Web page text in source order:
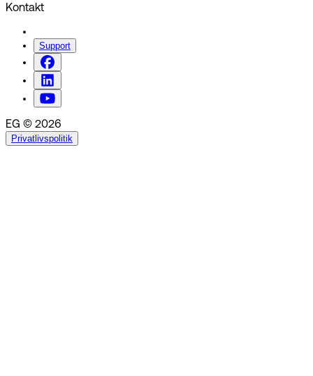
Kontakt
Support
EG © 2026
Privatlivspolitik